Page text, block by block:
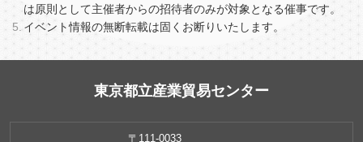
は原則として主催者からの招待者のみが対象となる催事です。
イベント情報の無断転載は固くお断りいたします。
東京都立産業貿易センター
〒111-0033